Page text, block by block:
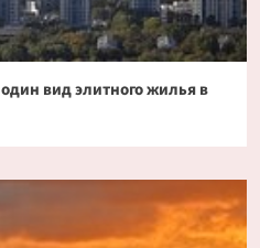
вид элитного жилья в